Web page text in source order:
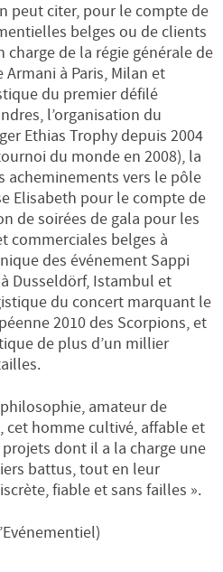
peut citer, pour le compte de
belges ou de clients
de la régie générale de
à Paris, Milan et
du premier défilé
l’organisation du
Ethias Trophy depuis 2004
du monde en 2008), la
acheminements vers le pôle
Elisabeth pour le compte de
de soirées de gala pour les
commerciales belges à
des événement Sappi
Dusseldörf, Istambul et
du concert marquant le
2010 des Scorpions, et
de plus d’un millier
amateur de
cet homme cultivé, affable et
dont il a la charge une
battus, tout en leur
fiable et sans failles ».